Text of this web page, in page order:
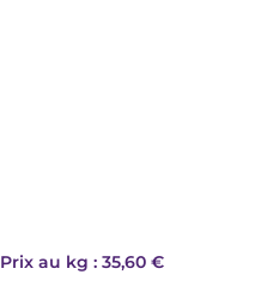
Prix au kg : 35,60 €